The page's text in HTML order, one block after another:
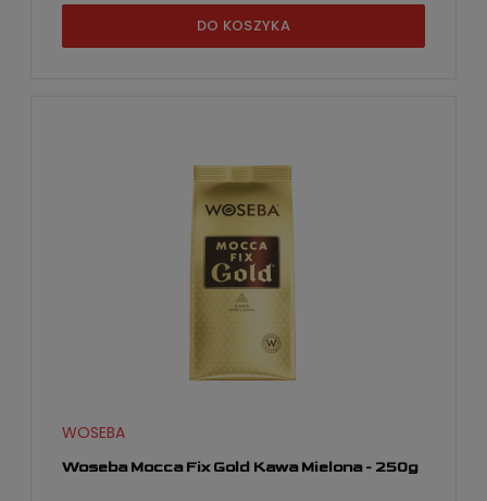
DO KOSZYKA
Woseba Mocca Fix Gold Kawa Mielona - 250g
WOSEBA